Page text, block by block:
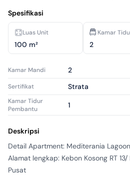
Spesifikasi
Luas Unit
100 m²
Kamar
2
Kamar Mandi 2
Sertifikat Strata
Kamar Tidur
Pembantu
1
Pembantu
Kondisi Properti Bagus
Tipe Properti Apartemen
Deskripsi
Detail Apartment: Mediterania
Alamat lengkap: Kebon Kosong RT
Pusat